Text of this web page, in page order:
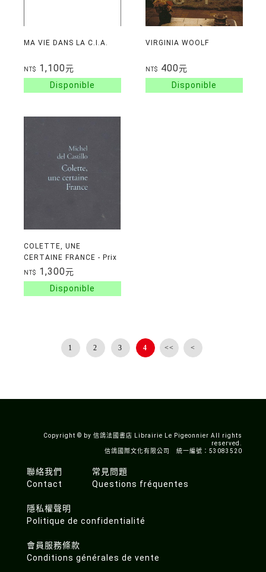
MA VIE DANS LA C.I.A.
NT$ 1,100元
VIRGINIA WOOLF
NT$ 400元
COLETTE, UNE
CERTAINE FRANCE - Prix
Femina 2001
NT$ 1,300元
1 2 3 4 << <
Copyright © by 信鴿法國書店 Librairie Le Pigeonnier All rights
reserved.
信鴿國際文化有限公司 統一編號：53083520
聯絡我們
Contact
常見問題
Questions fréquentes
隱私權聲明
Politique de confidentialité
會員服務條款
Conditions générales de vente